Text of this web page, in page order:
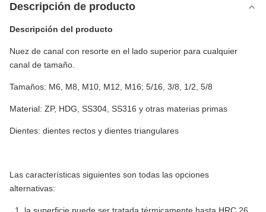
Descripción de producto
Descripción del producto
Nuez de canal con resorte en el lado superior para cualquier
canal de tamaño.
Tamaños: M6, M8, M10, M12, M16; 5/16, 3/8, 1/2, 5/8
Material: ZP, HDG, SS304, SS316 y otras materias primas
Dientes: dientes rectos y dientes triangulares
Las características siguientes son todas las opciones
alternativas: